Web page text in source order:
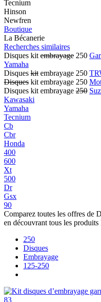
Tecnium
Hinson
Newfren
Boutique
La Bécanerie
Recherches similaires
Disques kit embrayage 250
Yamaha
Disques kit embrayage 250
Disques kit embrayage 250
Disques kit embrayage 250
Kawasaki
Yamaha
Tecnium
Cb
Cbr
Honda
400
600
Xt
500
Dr
Gsx
90
Comparez toutes les offres de
en découvrant tous les
250
Disques
Embrayage
125-250